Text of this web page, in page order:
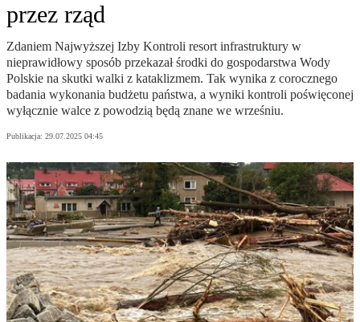
przez rząd
Zdaniem Najwyższej Izby Kontroli resort infrastruktury w
nieprawidłowy sposób przekazał środki do gospodarstwa Wody
Polskie na skutki walki z kataklizmem. Tak wynika z corocznego
badania wykonania budżetu państwa, a wyniki kontroli poświęconej
wyłącznie walce z powodzią będą znane we wrześniu.
Publikacja: 29.07.2025 04:45